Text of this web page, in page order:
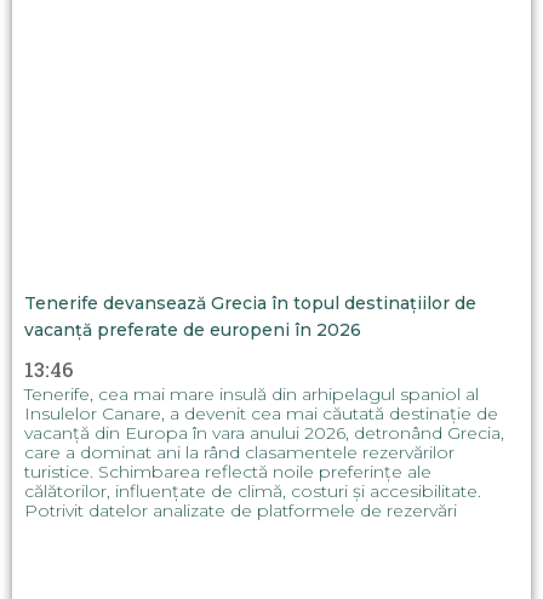
Tenerife devansează Grecia în topul destinațiilor de
vacanță preferate de europeni în 2026
13:46
Tenerife, cea mai mare insulă din arhipelagul spaniol al
Insulelor Canare, a devenit cea mai căutată destinație de
vacanță din Europa în vara anului 2026, detronând Grecia,
care a dominat ani la rând clasamentele rezervărilor
turistice. Schimbarea reflectă noile preferințe ale
călătorilor, influențate de climă, costuri și accesibilitate.
Potrivit datelor analizate de platformele de rezervări